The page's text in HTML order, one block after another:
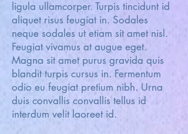
ligula ullamcorper. Turpis tincidunt id
aliquet risus feugiat in. Sodales
neque sodales ut etiam sit amet nisl.
Feugiat vivamus at augue eget.
Magna sit amet purus gravida quis
blandit turpis cursus in. Fermentum
odio eu feugiat pretium nibh. Urna
duis convallis convallis tellus id
interdum velit laoreet id.